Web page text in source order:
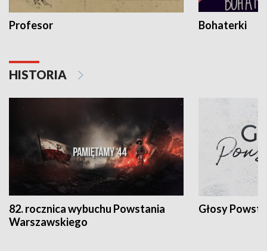
Profesor Bohaterki
HISTORIA
82. rocznica wybuchu Powstania
Warszawskiego
Głosy